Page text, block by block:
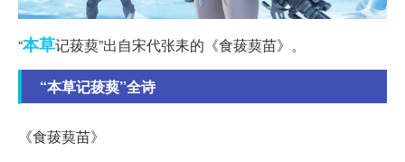
“本草记菝葜”出自宋代张耒的《食菝葜苗》。
“本草记菝葜”全诗
《食菝葜苗》